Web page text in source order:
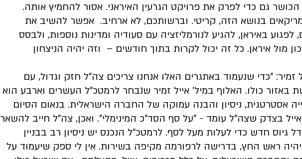
גם כדי לפרק את פרויקט הגרעין האיראני. אסור להחמיץ אותה.
בנושא הזה, קריטי. וברשותכם, לא ארחיב. אפשר להשיב את
באיראן, להגיע לנורמליזציה עם סעודיה ומדינות נוספות, ולבסס
מול איראן. כל זה יכול לקרות בתוך חודשים – וזה יהיה הניצחון
זמיר: "כדי שנעמוד באתגרים האלו אנחנו צריכים צה"ל חזק וגדול, עם
באזור כולו. האלוף במיל' אייל זמיר שנבחר לרמטכ"ל העשרים וארבע הוא
אסטרטגית, ניסיון והבנה עמוקה של החברה הישראלית. בנאום הסיום
אייל בצדק שצה"ל עומד - "על סף הסד"כ המינימלי". ואכן, צה"ל חייב להשאר
גיוס חדש כדי לעלות מעל לסף. לרמטכ"ל הנכנס יש ניסיון רב בבניין
ראש החץ, בדרישה לרפורמה מקיפה בשירות. אין לי ספק שיעמוד על